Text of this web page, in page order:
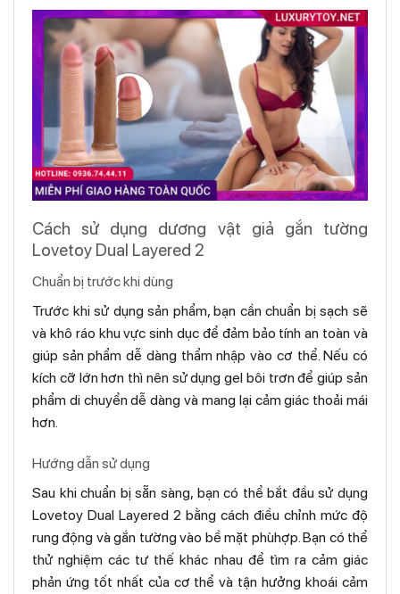
Cách sử dụng dương vật giả gắn tường
Lovetoy Dual Layered 2
Chuẩn bị trước khi dùng
Trước khi sử dụng sản phẩm, bạn cần chuẩn bị sạch sẽ
và khô ráo khu vực sinh dục để đảm bảo tính an toàn và
giúp sản phẩm dễ dàng thẩm nhập vào cơ thể. Nếu có
kích cỡ lớn hơn thì nên sử dụng gel bôi trơn để giúp sản
phẩm di chuyển dễ dàng và mang lại cảm giác thoải mái
hơn.
Hướng dẫn sử dụng
Sau khi chuẩn bị sẵn sàng, bạn có thể bắt đầu sử dụng
Lovetoy Dual Layered 2 bằng cách điều chỉnh mức độ
rung động và gắn tường vào bề mặt phùhợp. Bạn có thể
thử nghiệm các tư thế khác nhau để tìm ra cảm giác
phản ứng tốt nhất của cơ thể và tận hưởng khoái cảm